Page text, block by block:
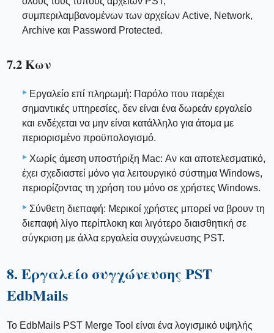
συμπεριλαμβανομένων των αρχείων Active, Network,
Archive και Password Protected.
7.2 Κων
Εργαλείο επί πληρωμή: Παρόλο που παρέχει
σημαντικές υπηρεσίες, δεν είναι ένα δωρεάν εργαλείο
και ενδέχεται να μην είναι κατάλληλο για άτομα με
περιορισμένο προϋπολογισμό.
Χωρίς άμεση υποστήριξη Mac: Αν και αποτελεσματικό,
έχει σχεδιαστεί μόνο για λειτουργικό σύστημα Windows,
περιορίζοντας τη χρήση του μόνο σε χρήστες Windows.
Σύνθετη διεπαφή: Μερικοί χρήστες μπορεί να βρουν τη
διεπαφή λίγο περίπλοκη και λιγότερο διαισθητική σε
σύγκριση με άλλα εργαλεία συγχώνευσης PST.
8. Εργαλείο συγχώνευσης PST
EdbMails
Το EdbMails PST Merge Tool είναι ένα λογισμικό υψηλής